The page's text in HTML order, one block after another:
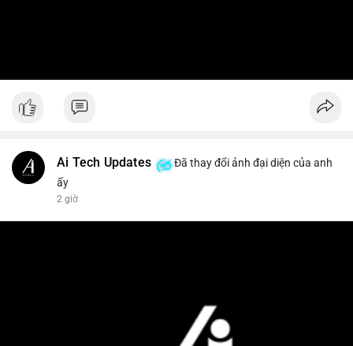
Ai Tech Updates
Đã thay đổi ảnh đại diện của anh
ấy
2 giờ